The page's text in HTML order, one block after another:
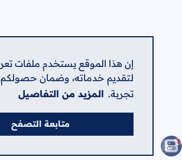
إن هذا الموقع يستخدم ملفات
لتقديم خدماته، وضمان
تجربة. المزيد من التفاصيل
متابعة التصفح